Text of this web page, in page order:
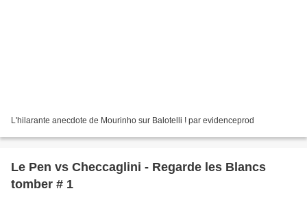
L'hilarante anecdote de Mourinho sur Balotelli ! par evidenceprod
Le Pen vs Checcaglini - Regarde les Blancs
tomber # 1